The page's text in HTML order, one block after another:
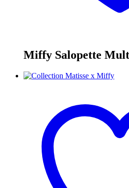
Miffy Salopette